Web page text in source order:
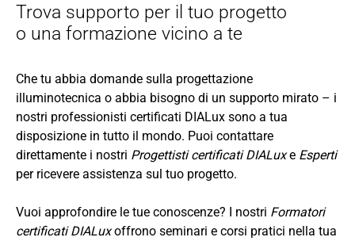
Trova supporto per il tuo progetto
o una formazione vicino a te
Che tu abbia domande sulla progettazione
illuminotecnica o abbia bisogno di un supporto mirato – i
nostri professionisti certificati DIALux sono a tua
disposizione in tutto il mondo. Puoi contattare
direttamente i nostri Progettisti certificati DIALuxe Esperti
per ricevere assistenza sul tuo progetto.
Vuoi approfondire le tue conoscenze? I nostri Formatori
certificati DIALuxoffrono seminari e corsi pratici nella tua